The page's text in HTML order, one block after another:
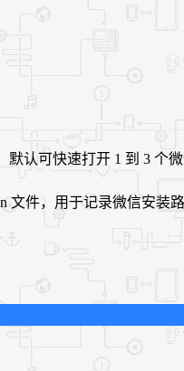
认可快速打开 1 到 3 个
件，用于记录微信安装